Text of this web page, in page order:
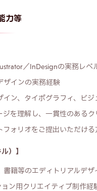
力等
／InDesignの実務レベ
ザインの実務経験
イン、タイポグラフィ、ビ
ジを理解し、一貫性のある
フォリオをご提出いただける
）】
書籍等のエディトリアルデザ
ョン用クリエイティブ制作経